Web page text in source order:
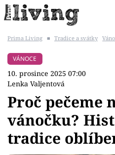
BYDLENÍ SLAVNÝCH
Témata
Bydlení
Prima Living ■ Tradice a svátky
VÁNOCE
10. prosince 2025 07:00
Lenka Valjentová
Proč pečeme
vánočku?
tradice